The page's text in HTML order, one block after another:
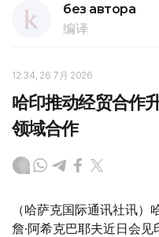
без автора
编译
12:34, 26 7月 2026
哈印推动经贸合作
领域合作
（哈萨克国际通讯社讯
詹·阿希克巴耶夫近日会